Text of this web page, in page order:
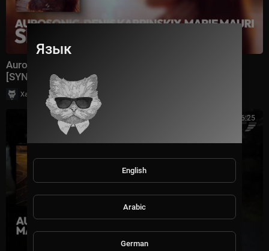
Aurosonic, Denis Karpinskiy, Marie Mauri - Shine On
[SYNTHBIOS CHILL]
Хаус Рычалкин | 17 просмотры
6:25
Язык
English
Arabic
German